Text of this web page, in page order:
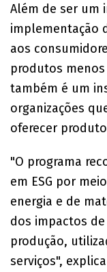
Além de ser um
implementação
aos
produtos
também é um
organizações
oferecer
"O programa
em ESG por
energia e de
dos impactos
produção,
serviços",